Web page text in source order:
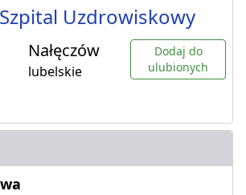
Uzdrowiskowy
Nałęczów
lubelskie
Dodaj do
ulubionych